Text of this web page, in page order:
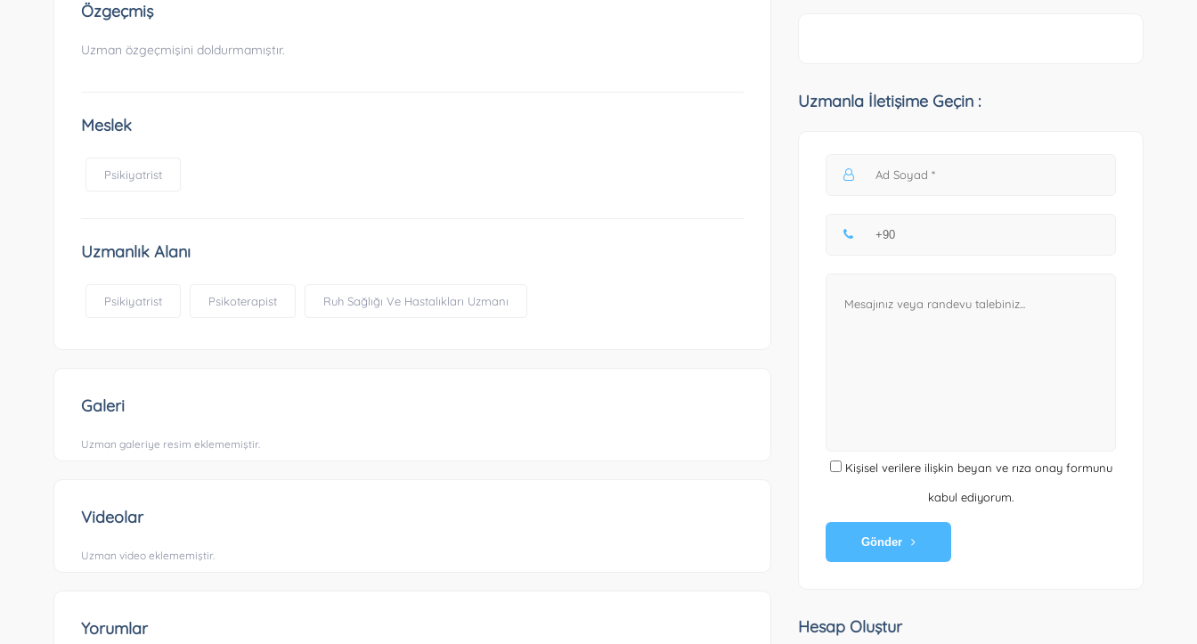
Özgeçmiş
Uzman özgeçmişini doldurmamıştır.
Meslek
Psikiyatrist
Uzmanlık Alanı
Psikiyatrist Psikoterapist Ruh Sağlığı Ve Hastalıkları Uzmanı
Galeri
Uzman galeriye resim eklememiştir.
Videolar
Uzman video eklememiştir.
Yorumlar
Uzmanla İletişime Geçin :
Kişisel verilere ilişkin beyan ve rıza onay formunu
kabul ediyorum.
Gönder
Hesap Oluştur